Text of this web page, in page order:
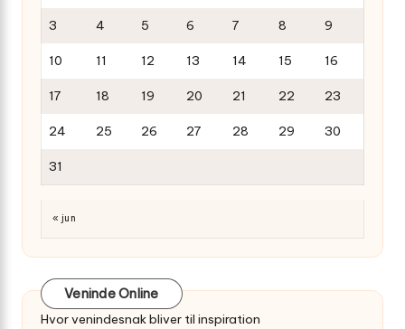
3 4 5 6 7 8 9
10 11 12 13 14 15 16
17 18 19 20 21 22 23
24 25 26 27 28 29 30
31
« jun
Veninde Online
Hvor venindesnak bliver til inspiration